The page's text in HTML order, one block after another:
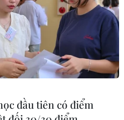
đầu tiên có điểm